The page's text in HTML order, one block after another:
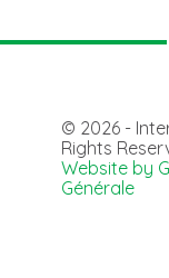
© 2026 -
Rights
Website by
Générale